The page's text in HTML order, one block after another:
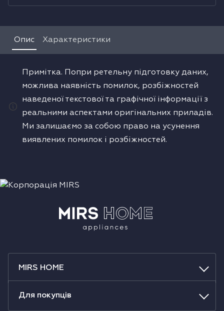
Сушильні машини
Опис Характеристики
Примітка. Попри ретельну підготовку даних,
можлива наявність помилок, розбіжностей
наведеної текстової та графічної інформації з
реальними аспектами оригінальних приладів.
Ми залишаємо за собою право на усунення
виявлених помилок і розбіжностей.
MIRS HOME
Для покупців